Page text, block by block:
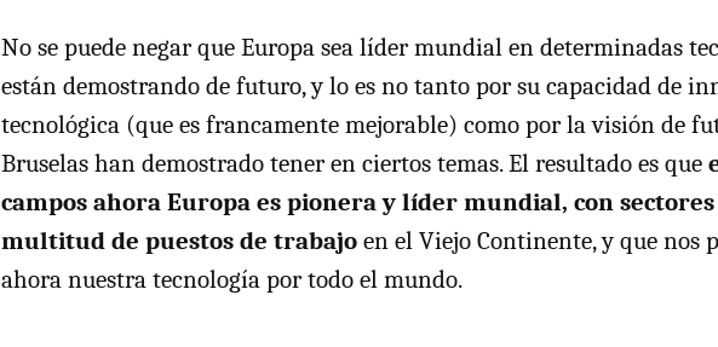
No se puede negar que Europa sea líder mundial en determinadas
están demostrando de futuro, y lo es no tanto por su capacidad de
tecnológica (que es francamente mejorable) como por la visión de
Bruselas han demostrado tener en ciertos temas. El resultado es que
campos ahora Europa es pionera y líder mundial, con
multitud de puestos de trabajo en el Viejo Continente, y que nos
ahora nuestra tecnología por todo el mundo.